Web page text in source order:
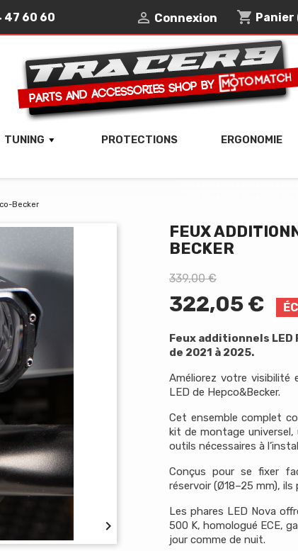
47 60 60  Connexion shopping_cart Panier
TUNING PROTECTIONS ERGONOMIE
Becker

FEUX
BECKER
339,00 €
322,05 €
Feux additionnels LED
de 2021 à 2025.
Améliorez votre visibilité
LED de Hepco&Becker.
Cet ensemble complet
kit de montage
outils nécessaires à
Conçus pour se fixer
réservoir (Ø18–25 mm),
Les phares LED Nova
500 K, homologué ECE,
jour comme de nuit.